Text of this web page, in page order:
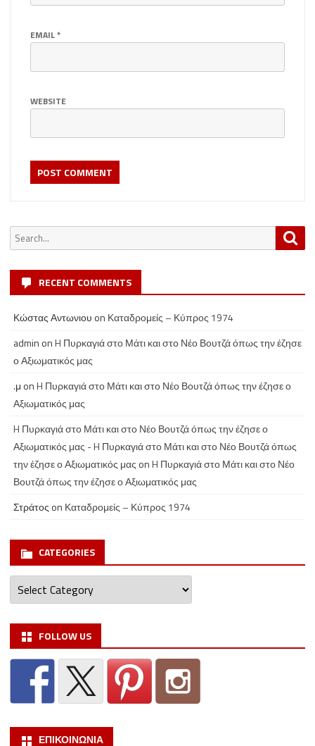
EMAIL*
WEBSITE
Search
for:
RECENT COMMENTS
Κώστας Αντωνιου on Καταδρομείς – Κύπρος 1974
admin onH Πυρκαγιά στο Μάτι και στο Νέο Βουτζά όπως την έζησε
ο Αξιωματικός μας
.μ onH Πυρκαγιά στο Μάτι και στο Νέο Βουτζά όπως την έζησε ο
Αξιωματικός μας
H Πυρκαγιά στο Μάτι και στο Νέο Βουτζά όπως την έζησε ο
Αξιωματικός μας - H Πυρκαγιά στο Μάτι και στο Νέο Βουτζά όπως
την έζησε ο Αξιωματικός μας onH Πυρκαγιά στο Μάτι και στο Νέο
Βουτζά όπως την έζησε ο Αξιωματικός μας
Στράτος on Καταδρομείς – Κύπρος 1974
CATEGORIES
Categories
FOLLOW US
ΕΠΙΚΟΙΝΩΝΙΑ